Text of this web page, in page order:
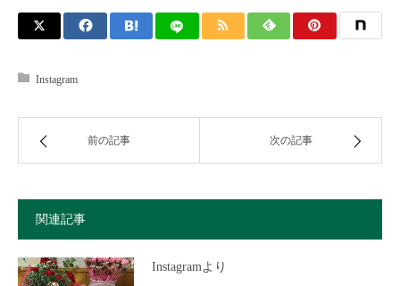
Instagram
前の記事 次の記事
関連記事
Instagramより